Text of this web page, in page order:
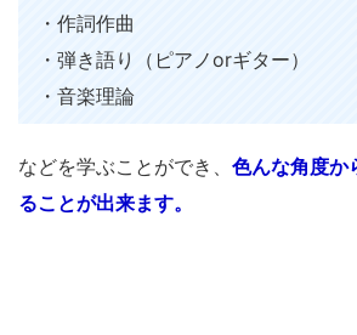
・作詞作曲
・弾き語り（ピアノorギター）
・音楽理論
などを学ぶことができ、 色んな角度か
ることが出来ます。